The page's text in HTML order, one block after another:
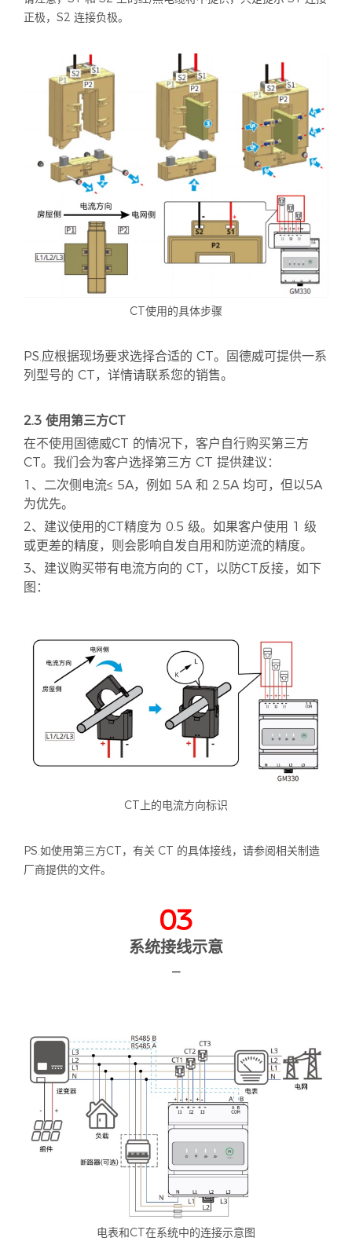
正极，S2 连接负极。
CT使用的具体步骤
PS.应根据现场要求选择合适的 CT。固德威可提供一系
列型号的 CT，详情请联系您的销售。
2.3 使用第三方CT
在不使用固德威CT 的情况下，客户自行购买第三方
CT。我们会为客户选择第三方 CT 提供建议：
1、二次侧电流≤ 5A，例如 5A 和 2.5A 均可，但以5A
为优先。
2、建议使用的CT精度为 0.5 级。如果客户使用 1 级
或更差的精度，则会影响自发自用和防逆流的精度。
3、建议购买带有电流方向的 CT，以防CT反接，如下
图：
CT上的电流方向标识
PS.如使用第三方CT，有关 CT 的具体接线，请参阅相关制造
厂商提供的文件。
03
系统接线示意
—
电表和CT在系统中的连接示意图